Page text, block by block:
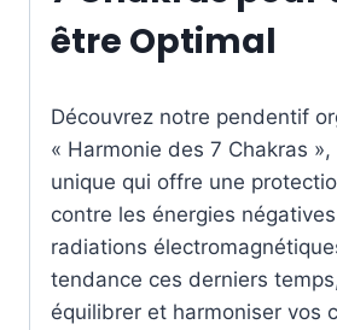
être Optimal
Découvrez notre pendentif
« Harmonie des 7 Chakras
unique qui offre une
contre les énergies
radiations
tendance ces derniers
équilibrer et harmoniser vos